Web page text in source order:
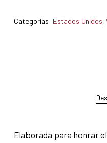
Categorías: Estados Unidos,
Elaborada para honrar